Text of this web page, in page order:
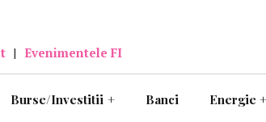
| Evenimentele FI
Burse/Investitii + Banci Energie +